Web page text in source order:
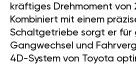
kräftiges Drehmoment von
Kombiniert mit einem
Schaltgetriebe sorgt er für
Gangwechsel und
4D-System von Toyota